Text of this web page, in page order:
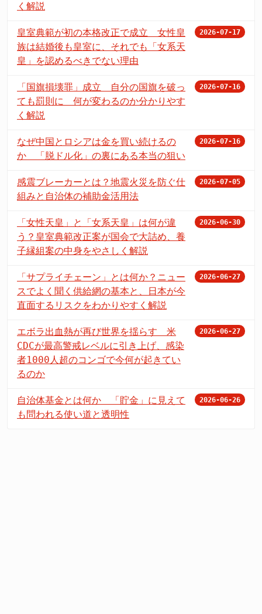
く解説
皇室典範が初の本格改正で成立 女性皇
族は結婚後も皇室に、それでも「女系天
皇」を認めるべきでない理由
2026-07-17
「国旗損壊罪」成立 自分の国旗を破っ
ても罰則に 何が変わるのか分かりやす
く解説
2026-07-16
なぜ中国とロシアは金を買い続けるの
か 「脱ドル化」の裏にある本当の狙い
2026-07-16
感震ブレーカーとは？地震火災を防ぐ仕
組みと自治体の補助金活用法
2026-07-05
「女性天皇」と「女系天皇」は何が違
う？皇室典範改正案が国会で大詰め、養
子縁組案の中身をやさしく解説
2026-06-30
「サプライチェーン」とは何か？ニュー
スでよく聞く供給網の基本と、日本が今
直面するリスクをわかりやすく解説
2026-06-27
エボラ出血熱が再び世界を揺らす 米
CDCが最高警戒レベルに引き上げ、感染
者1000人超のコンゴで今何が起きてい
るのか
2026-06-27
自治体基金とは何か 「貯金」に見えて
も問われる使い道と透明性
2026-06-26